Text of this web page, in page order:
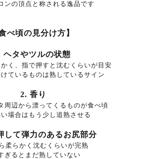
ンの頂点と称される逸品です
食べ頃の見分け方】
ヘタやツルの状態
く、指で押すと沈むくらいが目安
ているものは熟しているサイン
2. 香り
周辺から漂ってくるものが食べ頃
場合はもう少し追熟させる
して弾力のあるお尻部分
柔らかく沈むくらいが完熟
ぎるとまだ熟していない